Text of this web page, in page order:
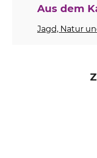
Nicht bügeln
Aus dem
Jagd, Natur